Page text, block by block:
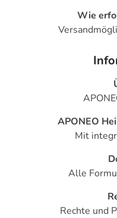
Wie
APONEO
Mit
Alle
Rechte und